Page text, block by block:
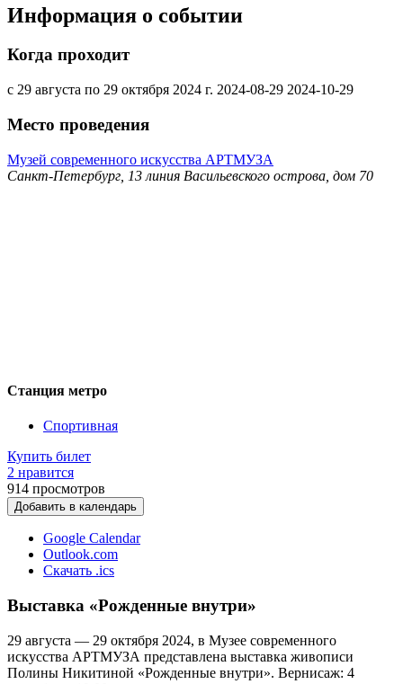
Информация о событии
Когда проходит
с 29 августа по 29 октября 2024 г. 2024-08-29 2024-10-29
Место проведения
Музей современного искусства АРТМУЗА
Санкт-Петербург, 13 линия Васильевского острова, дом 70
Станция метро
Спортивная
Купить билет
2 нравится
914 просмотров
Добавить в календарь
Google Calendar
Outlook.com
Скачать .ics
Выставка «Рожденные внутри»
29 августа — 29 октября 2024, в Музее современного
искусства АРТМУЗА представлена выставка живописи
Полины Никитиной «Рожденные внутри». Вернисаж: 4